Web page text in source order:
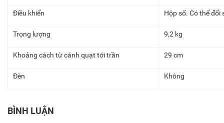
Điều khiển Hộp số. Có thể đổi
Trọng lượng 9,2 kg
Khoảng cách từ cánh quạt tới trần 29 cm
Đèn Không
BÌNH LUẬN